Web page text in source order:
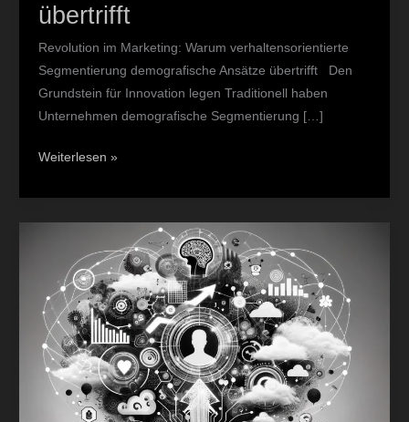
übertrifft
Revolution im Marketing: Warum verhaltensorientierte
Segmentierung demografische Ansätze übertrifft Den
Grundstein für Innovation legen Traditionell haben
Unternehmen demografische Segmentierung […]
Weiterlesen »
die
Kundenbindung
erhöhen?
Eine
Behavioral
Science